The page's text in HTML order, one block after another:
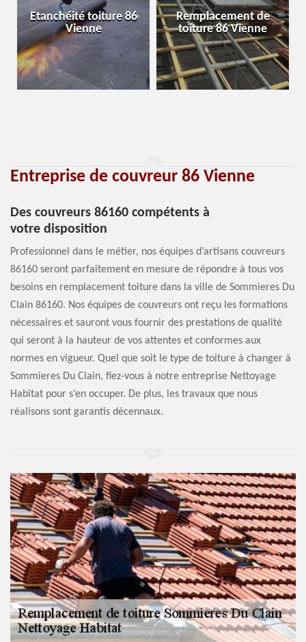
Etanchéité toiture 86
Vienne
Remplacement de
toiture 86 Vienne
Entreprise de couvreur 86 Vienne
Des couvreurs 86160 compétents à
votre disposition
Professionnel dans le métier, nos équipes d’artisans couvreurs
86160 seront parfaitement en mesure de répondre à tous vos
besoins en remplacement toiture dans la ville de Sommieres Du
Clain 86160. Nos équipes de couvreurs ont reçu les formations
nécessaires et sauront vous fournir des prestations de qualité
qui seront à la hauteur de vos attentes et conformes aux
normes en vigueur. Quel que soit le type de toiture à changer à
Sommieres Du Clain, fiez-vous à notre entreprise Nettoyage
Habitat pour s’en occuper. De plus, les travaux que nous
réalisons sont garantis décennaux.